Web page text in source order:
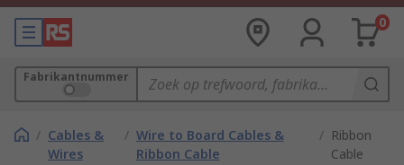
0
Fabrikantnummer
/ Cables &
Wires
/ Wire to Board Cables &
Ribbon Cable
/ Ribbon
Cable